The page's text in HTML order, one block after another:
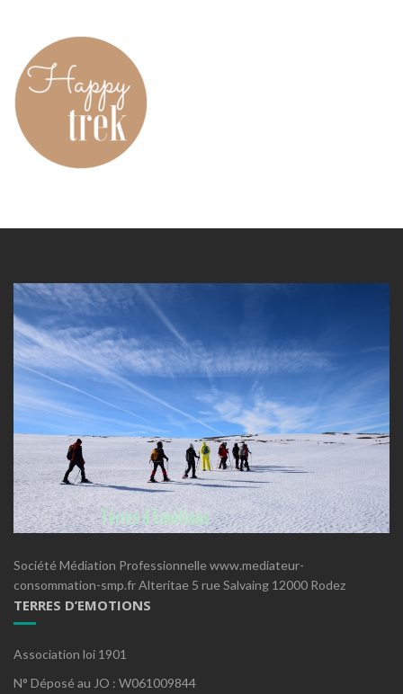
Société Médiation Professionnelle www.mediateur-
consommation-smp.fr Alteritae 5 rue Salvaing 12000 Rodez
TERRES D’EMOTIONS
Association loi 1901
N° Déposé au JO : W061009844